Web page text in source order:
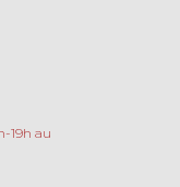
19h au